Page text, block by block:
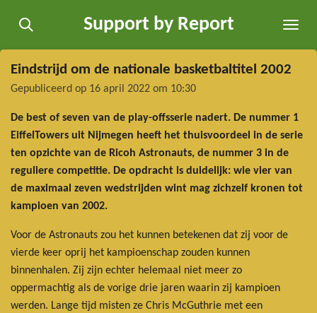
direct
naar
de
hoofdinhoud
Support by Report
Eindstrijd om de nationale basketbaltitel 2002
Gepubliceerd op 16 april 2022 om 10:30
De best of seven van de play-offsserie nadert. De nummer 1
EiffelTowers uit Nijmegen heeft het thuisvoordeel in de serie
ten opzichte van de Ricoh Astronauts, de nummer 3 in de
reguliere competitie. De opdracht is duidelijk: wie vier van
de maximaal zeven wedstrijden wint mag zichzelf kronen tot
kampioen van 2002.
Voor de Astronauts zou het kunnen betekenen dat zij voor de
vierde keer oprij het kampioenschap zouden kunnen
binnenhalen. Zij zijn echter helemaal niet meer zo
oppermachtig als de vorige drie jaren waarin zij kampioen
werden. Lange tijd misten ze Chris McGuthrie met een